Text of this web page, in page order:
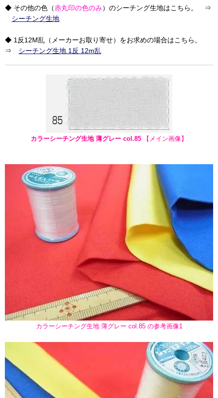
◆ その他の色（赤丸印の色のみ）のシーチング生地はこちら。 ⇒
シーチング生地
◆ 1反12M乱（メーカーお取り寄せ）をお求めの場合はこちら。
⇒ シーチング生地 1反 12m乱
カラーシーチング生地 薄グレー col.85 【メイン画像】
カラーシーチング生地 薄グレー col.85 の参考画像1